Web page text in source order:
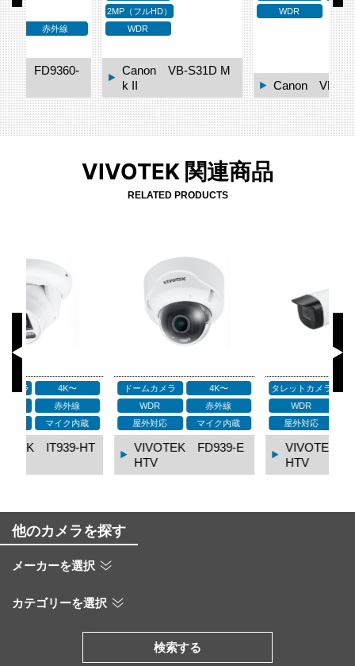
2MP（フルHD）
WDR
Canon VB-S31D M
Canon VB-M620D
VIVOTEK 関連商品
RELATED PRODUCTS
ドームカメラ
4K〜
WDR
赤外線
屋外対応
マイク内蔵
VIVOTEK FD939-E
タレットカメラ
4K〜
WDR
赤外線
屋外対応
マイク内蔵
VIVOTEK IB939-E
他のカメラを探す
メーカーを選択
カテゴリーを選択
検索する